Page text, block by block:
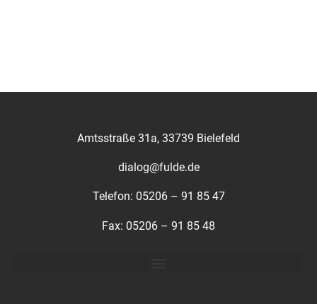
Amtsstraße 31a, 33739 Bielefeld
dialog@fulde.de
Telefon: 05206 – 91 85 47
Fax: 05206 – 91 85 48